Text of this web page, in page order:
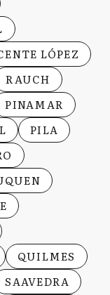
LÓPEZ
RAUCH
PINAMAR
PILA
QUILMES
SAAVEDRA